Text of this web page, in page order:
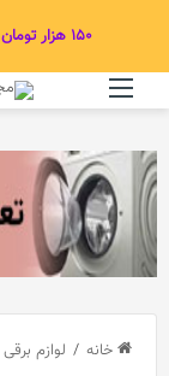
۱۵۰ هزار تومان تخفیف
خانه / لوازم برقی